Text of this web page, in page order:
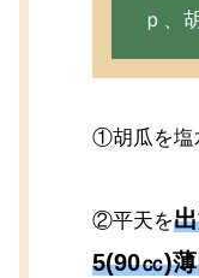
ｐ、
①胡瓜を塩
②平天を
5(90㏄)